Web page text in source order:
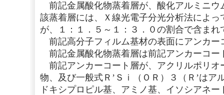
前記金属酸化物蒸着層が、酸化アルミニウ
該蒸着層には、Ｘ線光電子分光分析法によっ
が、１：１．５～１：３．０の割合で含ま
前記高分子フィルム基材の表面にアンカー
前記金属酸化物蒸着層は前記アンカーコー
前記アンカーコート層が、アクリルポリオ
物、及び一般式Ｒ’Ｓｉ（ＯＲ）３（Ｒ’はア
ドキシプロピル基、アミノ基、イソシアネ